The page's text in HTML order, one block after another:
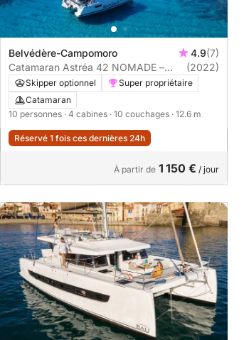
Belvédère-Campomoro 4.9(7)
Catamaran Astréa 42 NOMADE –
Journée & croisière luxe en Corse du
Sud
(2022)
Skipper optionnel
Super propriétaire
Catamaran
10 personnes · 4 cabines · 10 couchages · 12.6 m
Réservé 1 fois ces dernières 24h
À partir de 1 150 € / jour